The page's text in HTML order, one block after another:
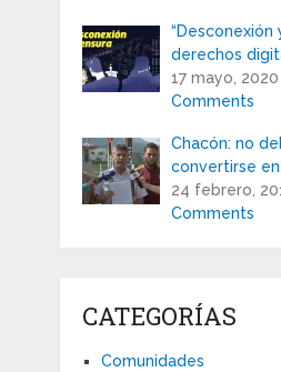
“Desconexión
derechos
17 mayo, 2020
Comments
Chacón: no
convertirse en
24 febrero,
Comments
CATEGORÍAS
Comunidades